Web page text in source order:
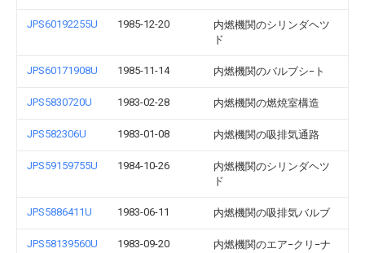
JPS60192255U 1985-12-20
内燃機関のシリンダヘツ
ド
JPS60171908U 1985-11-14 内燃機関のバルブシ−ト
JPS5830720U 1983-02-28 内燃機関の燃焼室構造
JPS582306U 1983-01-08 内燃機関の吸排気通路
JPS59159755U 1984-10-26
内燃機関のシリンダヘツ
ド
JPS5886411U 1983-06-11 内燃機関の吸排気バルブ
JPS58139560U 1983-09-20 内燃機関のエア−クリ−ナ